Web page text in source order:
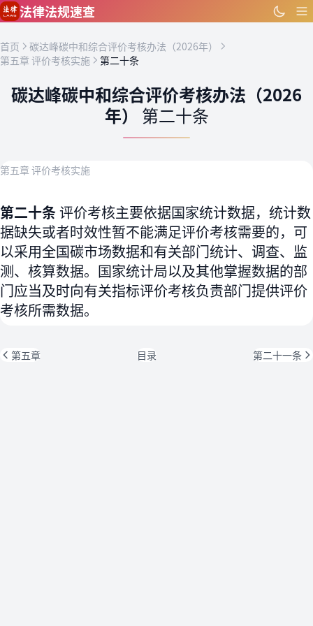
跳到主要内容
法律法规速查
首页
碳达峰碳中和综合评价考核办法（2026年）
第五章 评价考核实施
第二十条
碳达峰碳中和综合评价考核办法（2026
年） 第二十条
第五章 评价考核实施
第二十条评价考核主要依据国家统计数据，统计数
据缺失或者时效性暂不能满足评价考核需要的，可
以采用全国碳市场数据和有关部门统计、调查、监
测、核算数据。国家统计局以及其他掌握数据的部
门应当及时向有关指标评价考核负责部门提供评价
考核所需数据。
第五章 目录 第二十一条